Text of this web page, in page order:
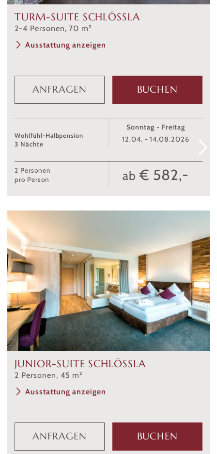
TURM-SUITE SCHLÖSSLA
2-4 Personen,70 m²
Ausstattung anzeigen
ANFRAGEN BUCHEN
Wohlfühl-Halbpension
3 Nächte
Sonntag - Freitag
12.04. - 14.08.2026
2 Personen
pro Person
ab € 582,-
JUNIOR-SUITE SCHLÖSSLA
2 Personen, 45 m²
Ausstattung anzeigen
ANFRAGEN BUCHEN